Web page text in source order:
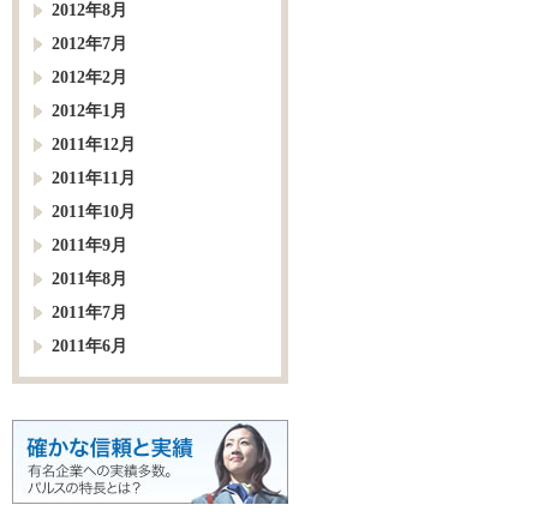
2012年8月
2012年7月
2012年2月
2012年1月
2011年12月
2011年11月
2011年10月
2011年9月
2011年8月
2011年7月
2011年6月